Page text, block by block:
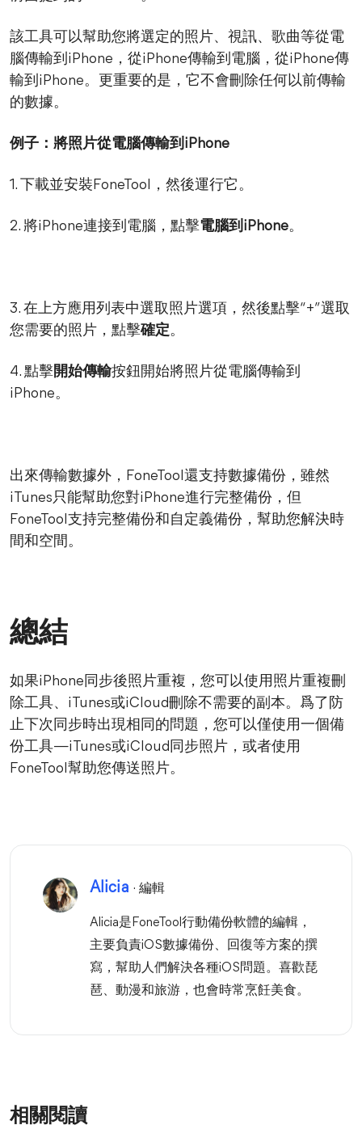
該工具可以幫助您將選定的照片、視訊、歌曲等從電
腦傳輸到iPhone，從iPhone傳輸到電腦，從iPhone傳
輸到iPhone。更重要的是，它不會刪除任何以前傳輸
的數據。
例子：將照片從電腦傳輸到iPhone
1. 下載並安裝FoneTool，然後運行它。
2. 將iPhone連接到電腦，點擊電腦到iPhone。
3. 在上方應用列表中選取照片選項，然後點擊“+”選取
您需要的照片，點擊確定。
4. 點擊開始傳輸按鈕開始將照片從電腦傳輸到
iPhone。
出來傳輸數據外，FoneTool還支持數據備份，雖然
iTunes只能幫助您對iPhone進行完整備份，但
FoneTool支持完整備份和自定義備份，幫助您解決時
間和空間。
總結
如果iPhone同步後照片重複，您可以使用照片重複刪
除工具、iTunes或iCloud刪除不需要的副本。爲了防
止下次同步時出現相同的問題，您可以僅使用一個備
份工具—iTunes或iCloud同步照片，或者使用
FoneTool幫助您傳送照片。
Alicia · 編輯
Alicia是FoneTool行動備份軟體的編輯，
主要負責iOS數據備份、回復等方案的撰
寫，幫助人們解決各種iOS問題。喜歡琵
琶、動漫和旅游，也會時常烹飪美食。
相關閱讀